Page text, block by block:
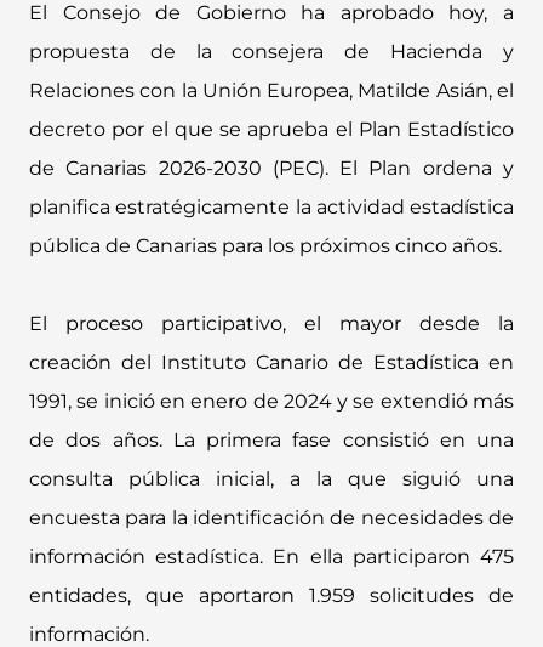
El Consejo de Gobierno ha aprobado hoy, a
propuesta de la consejera de Hacienda y
Relaciones con la Unión Europea, Matilde Asián, el
decreto por el que se aprueba el Plan Estadístico
de Canarias 2026-2030 (PEC). El Plan ordena y
planifica estratégicamente la actividad estadística
pública de Canarias para los próximos cinco años.
El proceso participativo, el mayor desde la
creación del Instituto Canario de Estadística en
1991, se inició en enero de 2024 y se extendió más
de dos años. La primera fase consistió en una
consulta pública inicial, a la que siguió una
encuesta para la identificación de necesidades de
información estadística. En ella participaron 475
entidades, que aportaron 1.959 solicitudes de
información.